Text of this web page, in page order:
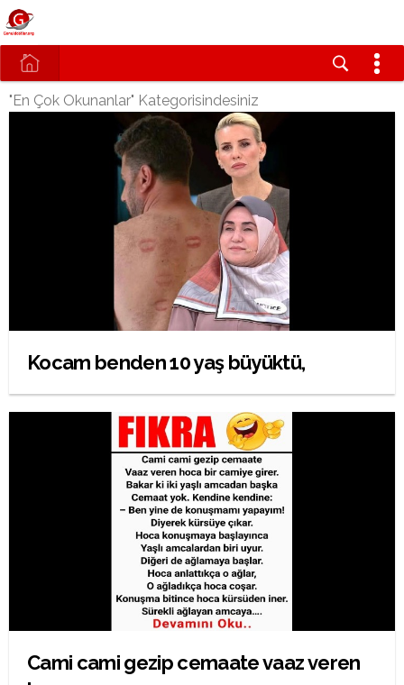
"En Çok Okunanlar" Kategorisindesiniz
Kocam benden 10 yaş büyüktü,
Cami cami gezip cemaate vaaz veren